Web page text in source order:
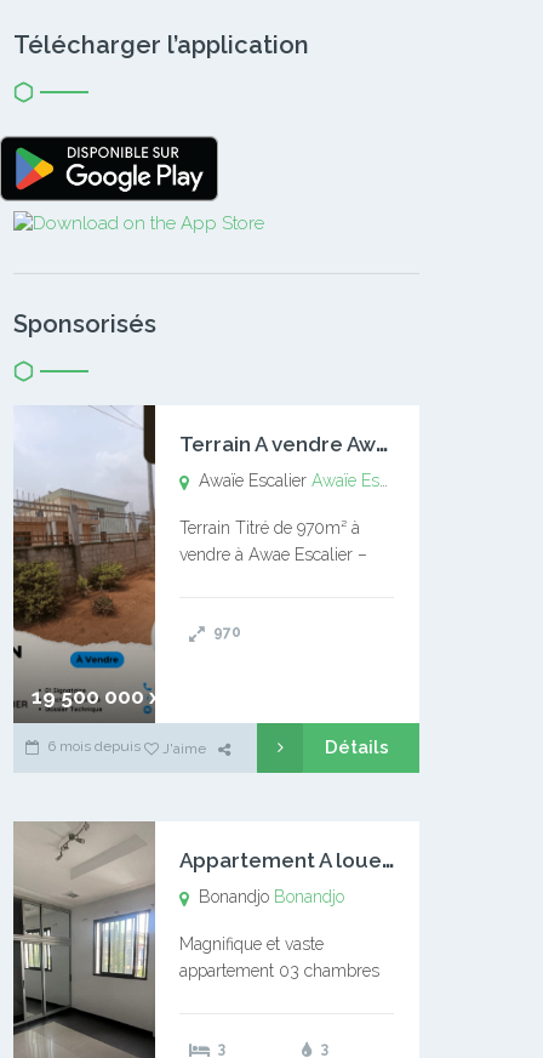
Télécharger l’application
Sponsorisés
19 500 000 xaf
T
errain A vendre Awaïe Escalier
Awaïe EscalierAwaïe Escalier
Terrain Titré de 970m² à
vendre à Awae Escalier –
l’Université Catholique –
970
6 mois depuis J'aime Détails
A
ppartement A louer Bonandjo
Bonandjo Bonandjo
Magnifique et vaste
appartement 03 chambres
douches 01 vaste salon 01
3
3